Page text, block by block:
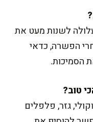
לשנות מעט את
הפשרה, כדאי
הסמיכות.
גזר, פלפלים